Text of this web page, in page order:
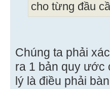
cho từng đầu
Chúng ta phải
ra 1 bản quy ước
lý là điều phải